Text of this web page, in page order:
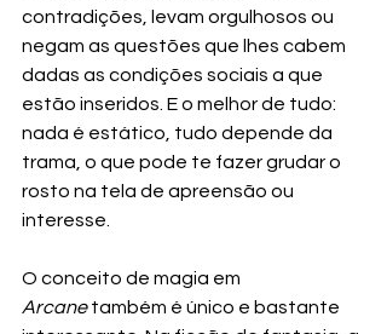
contradições, levam orgulhosos ou
negam as questões que lhes cabem
dadas as condições sociais a que
estão inseridos. E o melhor de tudo:
nada é estático, tudo depende da
trama, o que pode te fazer grudar o
rosto na tela de apreensão ou
interesse.
O conceito de magia em
Arcane também é único e bastante